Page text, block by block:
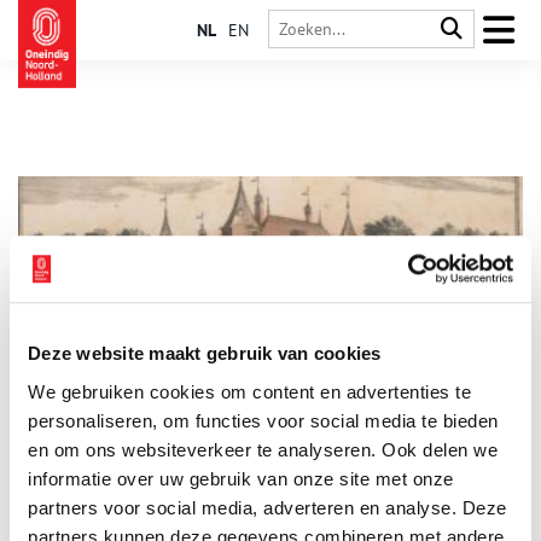
Deze website maakt gebruik van cookies
We gebruiken cookies om content en advertenties te
personaliseren, om functies voor social media te bieden
en om ons websiteverkeer te analyseren. Ook delen we
informatie over uw gebruik van onze site met onze
partners voor social media, adverteren en analyse. Deze
partners kunnen deze gegevens combineren met andere
NL EN
Kasteel Nederhorst mag oorspronkelijk uit de dertiende eeuw
dateren, het is vorige eeuw vooral bekend geworden als
‘Bommelstein’. Het oude kasteel raakte bij een brand in 1971
grotendeels verwoest, kort na een ingrijpende restauratie. Het
is echter fraai herrezen en staat te pronken op de berg. Omdat
striptekenaar Marten Toonder er zijn studio’s had waar de
populaire verhalen van Tom Poes en Olie B. Bommel vorm